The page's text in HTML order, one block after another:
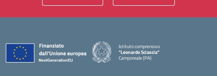
Istituto comprensivo
"Leonardo Sciascia"
Camporeale (PA)
— Visita la pagina iniziale della scuola